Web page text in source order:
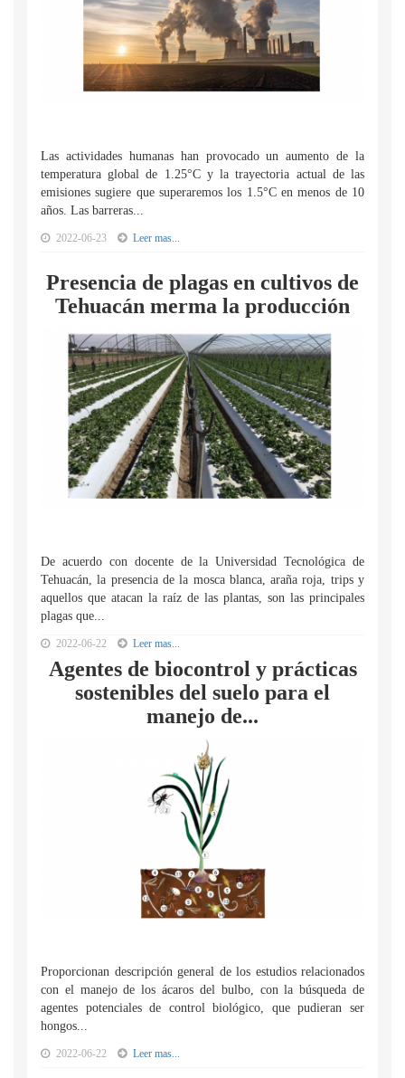
Las actividades humanas han provocado un aumento de la
temperatura global de 1.25°C y la trayectoria actual de las
emisiones sugiere que superaremos los 1.5°C en menos de 10
años. Las barreras...
2022-06-23 Leer mas...
Presencia de plagas en cultivos de
Tehuacán merma la producción
De acuerdo con docente de la Universidad Tecnológica de
Tehuacán, la presencia de la mosca blanca, araña roja, trips y
aquellos que atacan la raíz de las plantas, son las principales
plagas que...
2022-06-22 Leer mas...
Agentes de biocontrol y prácticas
sostenibles del suelo para el
manejo de...
Proporcionan descripción general de los estudios relacionados
con el manejo de los ácaros del bulbo, con la búsqueda de
agentes potenciales de control biológico, que pudieran ser
hongos...
2022-06-22 Leer mas...